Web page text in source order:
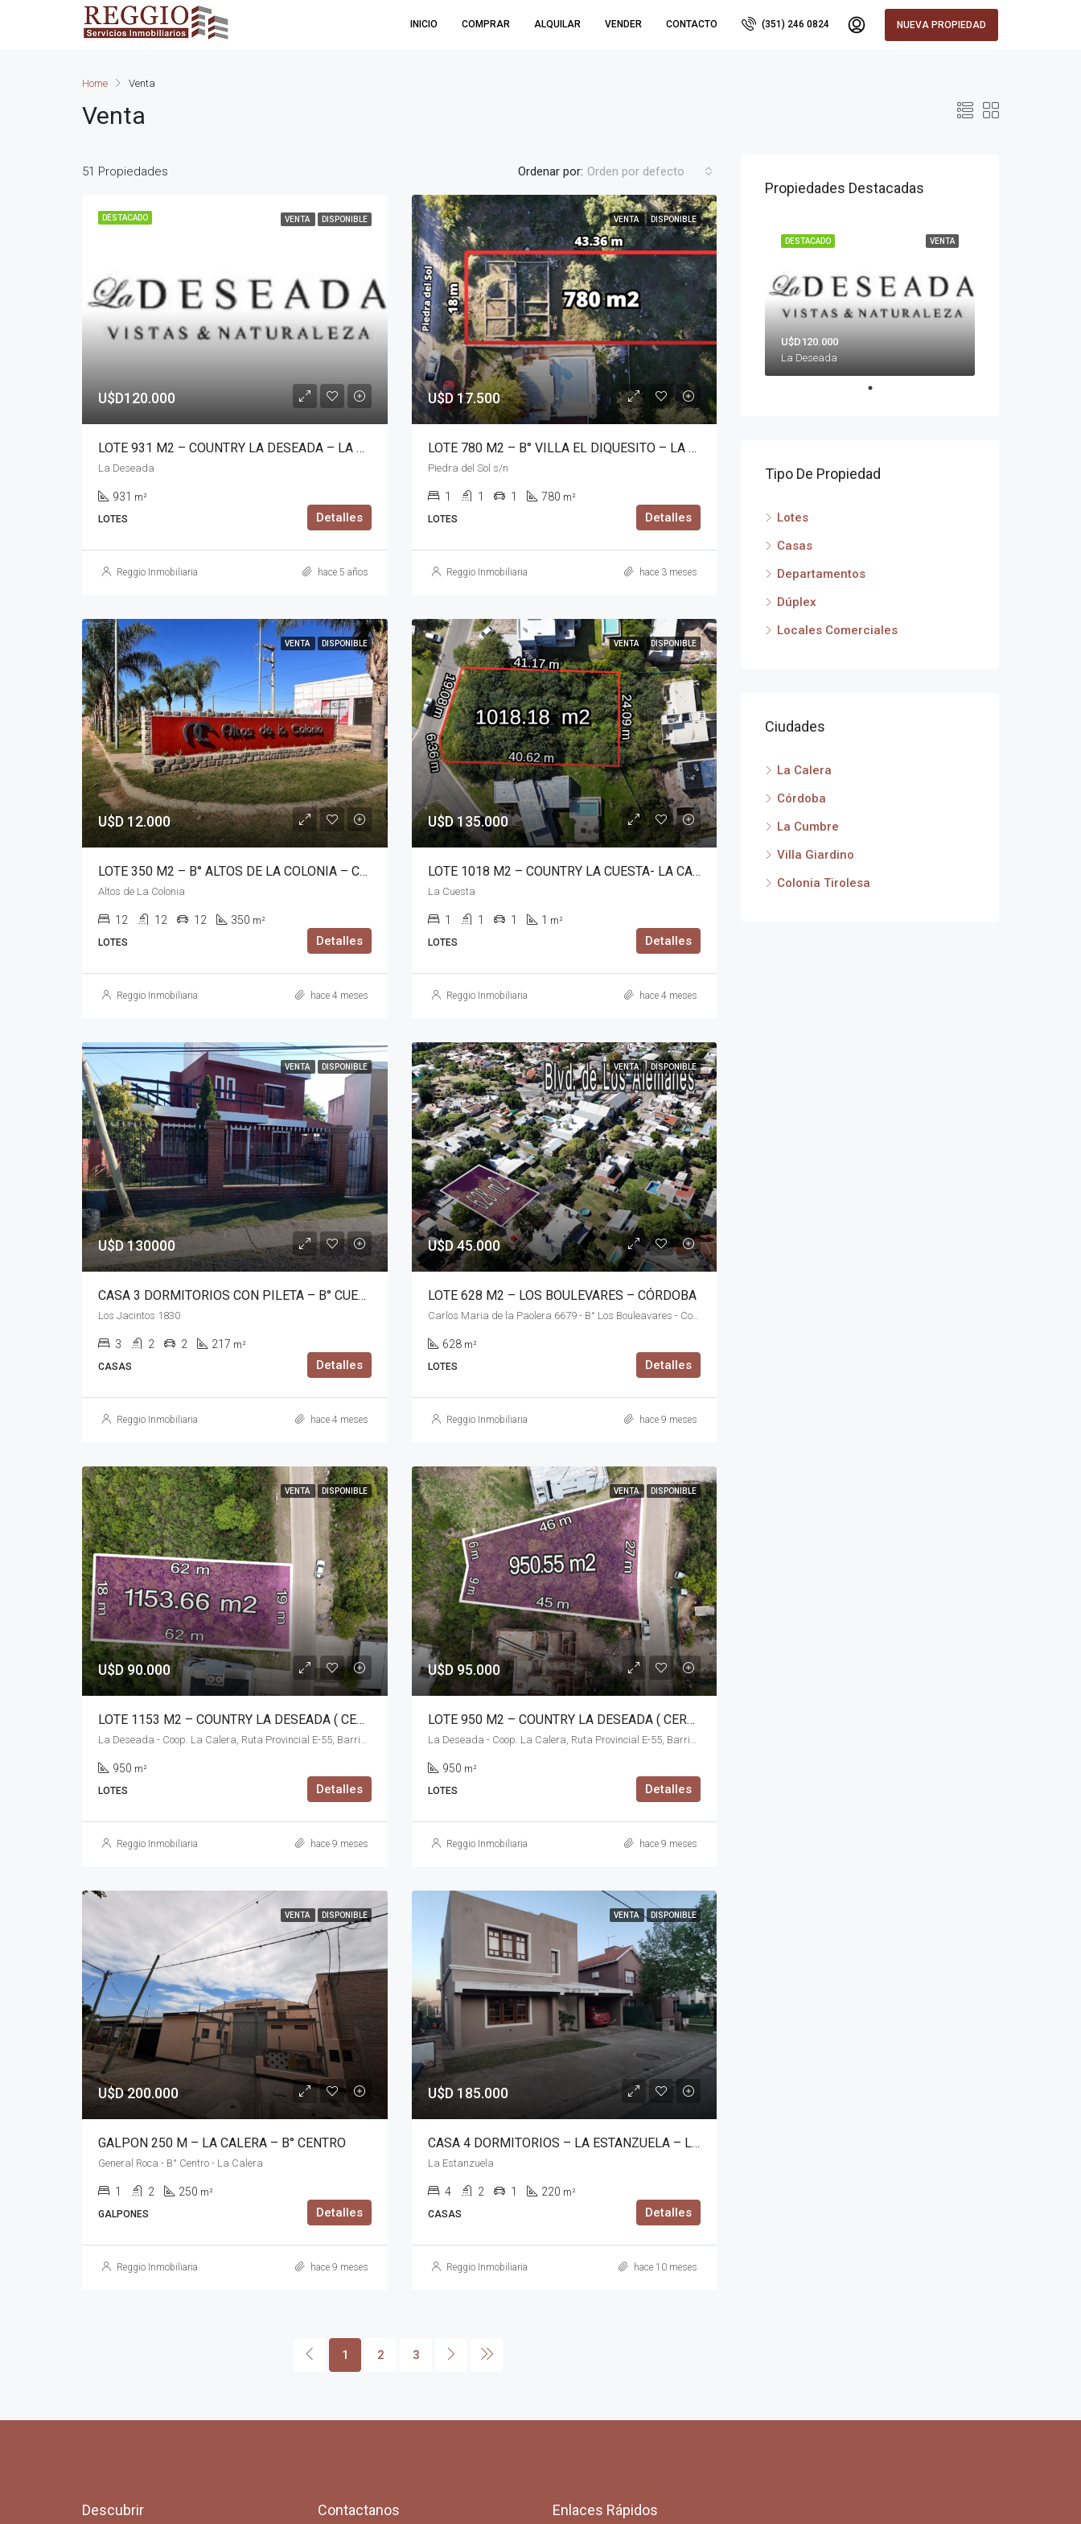
INICIO COMPRAR ALQUILAR VENDER CONTACTO (351) 246 0824 NUEVA PROPIEDAD
Home Venta
Venta
51 Propiedades Ordenar por: Orden por defecto
DESTACADO VENTA DISPONIBLE
U$D120.000
LOTE 931 M2 – COUNTRY LA DESEADA – LA CALERA
La Deseada
931 m²
LOTES
Detalles
Reggio Inmobiliaria hace 5 años
VENTA DISPONIBLE
U$D 17.500
LOTE 780 M2 – B° VILLA EL DIQUESITO – LA CALERA
Piedra del Sol s/n
1 1 1 780 m²
LOTES
Detalles
Reggio Inmobiliaria hace 3 meses
VENTA DISPONIBLE
U$D 12.000
LOTE 350 M2 – B° ALTOS DE LA COLONIA – COLONIA TIROLESA
Altos de La Colonia
12 12 12 350 m²
LOTES
Detalles
Reggio Inmobiliaria hace 4 meses
VENTA DISPONIBLE
U$D 135.000
LOTE 1018 M2 – COUNTRY LA CUESTA- LA CALERA
La Cuesta
1 1 1 1 m²
LOTES
Detalles
Reggio Inmobiliaria hace 4 meses
VENTA DISPONIBLE
U$D 130000
CASA 3 DORMITORIOS CON PILETA – B° CUESTA COLORADA – CÓRDOBA
Los Jacintos 1830
3 2 2 217 m²
CASAS
Detalles
Reggio Inmobiliaria hace 4 meses
VENTA DISPONIBLE
U$D 45.000
LOTE 628 M2 – LOS BOULEVARES – CÓRDOBA
Carlos Maria de la Paolera 6679 - B° Los Bouleavares - Cordoba
628 m²
LOTES
Detalles
Reggio Inmobiliaria hace 9 meses
VENTA DISPONIBLE
U$D 90.000
LOTE 1153 M2 – COUNTRY LA DESEADA ( CERCA DEL INGRESO) – LA CALERA
950 m²
LOTES
Detalles
Reggio Inmobiliaria hace 9 meses
VENTA DISPONIBLE
U$D 95.000
LOTE 950 M2 – COUNTRY LA DESEADA ( CERCA DEL INGRESO) – LA CALERA
950 m²
LOTES
Detalles
Reggio Inmobiliaria hace 9 meses
VENTA DISPONIBLE
U$D 200.000
GALPON 250 M – LA CALERA – B° CENTRO
General Roca - B° Centro - La Calera
1 2 250 m²
GALPONES
Detalles
Reggio Inmobiliaria hace 9 meses
VENTA DISPONIBLE
U$D 185.000
CASA 4 DORMITORIOS – LA ESTANZUELA – LA CALERA
La Estanzuela
4 2 1 220 m²
CASAS
Detalles
Reggio Inmobiliaria hace 10 meses
1 2 3
Propiedades Destacadas
VENTA
DESTACADO
U$D120.000
La Deseada
Tipo De Propiedad
Lotes
Casas
Departamentos
Dúplex
Locales Comerciales
Ciudades
La Calera
Córdoba
La Cumbre
Villa Giardino
Colonia Tirolesa
Descubrir Contactanos Enlaces Rápidos